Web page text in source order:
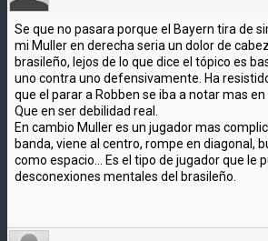
Se que no pasara porque el Bayern tira de
mi Muller en derecha seria un dolor de
brasileño, lejos de lo que dice el tópico es
uno contra uno defensivamente. Ha
que el parar a Robben se iba a notar mas
Que en ser debilidad real.
En cambio Muller es un jugador mas
banda, viene al centro, rompe en diagonal,
como espacio... Es el tipo de jugador que le
desconexiones mentales del brasileño.